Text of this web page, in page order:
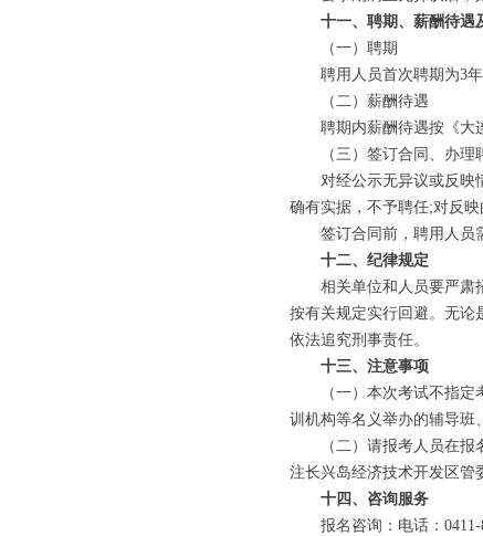
十一、聘期、薪酬待遇
（一）聘期
聘用人员首次聘期为3年
（二）薪酬待遇
聘期内薪酬待遇按《大连
（三）签订合同、办理
对经公示无异议或反映情
确有实据，不予聘任;对反
签订合同前，聘用人员需
十二、纪律规定
相关单位和人员要严肃招
按有关规定实行回避。无论
依法追究刑事责任。
十三、注意事项
（一）本次考试不指定考
训机构等名义举办的辅导班
（二）请报考人员在报名
注长兴岛经济技术开发区管
十四、咨询服务
报名咨询：电话：0411-